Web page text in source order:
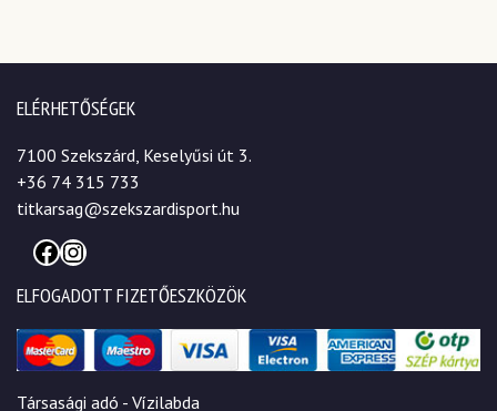
ELÉRHETŐSÉGEK
7100 Szekszárd, Keselyűsi út 3.
+36 74 315 733
titkarsag@szekszardisport.hu
Facebook
Instagram
ELFOGADOTT FIZETŐESZKÖZÖK
Társasági adó - Vízilabda